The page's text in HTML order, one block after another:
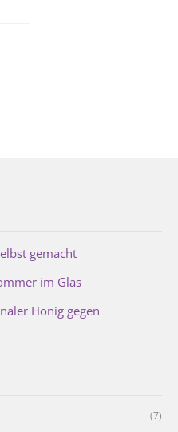
gemacht
im Glas
Honig gegen
(7)